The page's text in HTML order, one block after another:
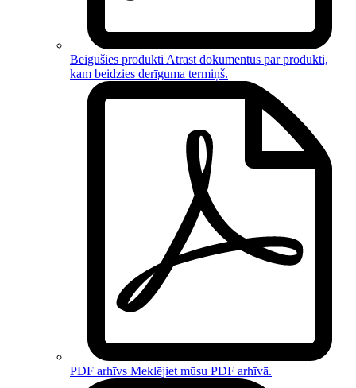
Beigušies produkti Atrast dokumentus parprodukti,
kam beidzies derīguma termiņš.
PDF arhīvs Meklējiet mūsu PDF arhīvā.